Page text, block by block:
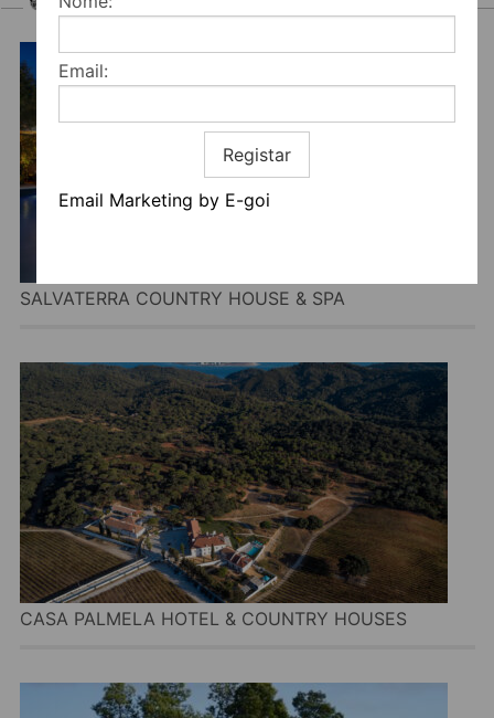
Email:
Registar
Email Marketing by E-goi
HOTEIS
SALVATERRA COUNTRY HOUSE & SPA
CASA PALMELA HOTEL & COUNTRY HOUSES